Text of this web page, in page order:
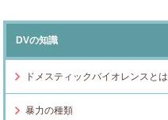
DVの知識
ドメスティックバイオレンスとは
暴力の種類